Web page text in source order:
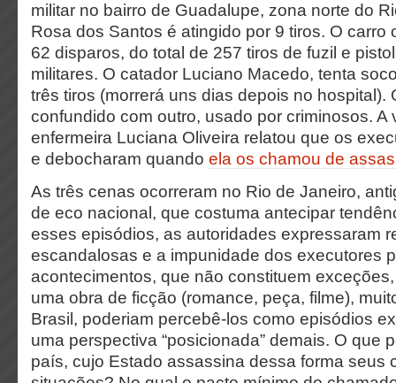
militar no bairro de Guadalupe, zona norte do
Rosa dos Santos é atingido por 9 tiros. O carro
62 disparos, do total de 257 tiros de fuzil e
militares. O catador Luciano Macedo, tenta
três tiros (morrerá uns dias depois no hospital).
confundido com outro, usado por criminosos. A
enfermeira Luciana Oliveira relatou que os
e debocharam quando ela os chamou de
As três cenas ocorreram no Rio de Janeiro,
de eco nacional, que costuma antecipar
esses episódios, as autoridades expressaram
escandalosas e a impunidade dos executores
acontecimentos, que não constituem
uma obra de ficção (romance, peça, filme),
Brasil, poderiam percebê-los como episódios
uma perspectiva “posicionada” demais. O que
país, cujo Estado assassina dessa forma seus